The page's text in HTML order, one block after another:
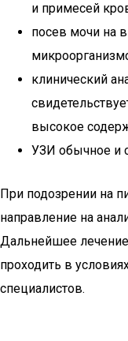
и примесей
посев мочи на
клинический
высокое
УЗИ обычное и
При подозрении на
направление на
Дальнейшее лечение
проходить в
специалистов.